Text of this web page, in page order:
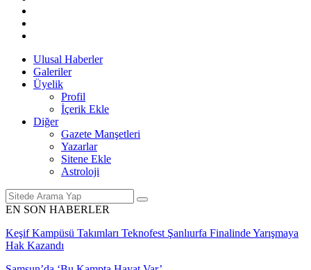
Ulusal Haberler
Galeriler
Üyelik
Profil
İçerik Ekle
Diğer
Gazete Manşetleri
Yazarlar
Sitene Ekle
Astroloji
EN SON HABERLER
Keşif Kampüsü Takımları Teknofest Şanlıurfa Finalinde Yarışmaya
Hak Kazandı